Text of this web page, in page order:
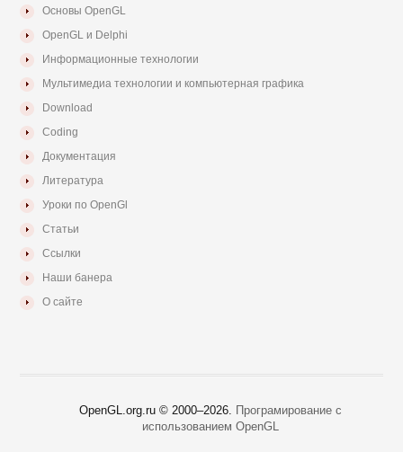
Основы OpenGL
OpenGL и Delphi
Информационные технологии
Мультимедиа технологии и компьютерная графика
Download
Coding
Документация
Литература
Уроки по OpenGl
Статьи
Ссылки
Наши банера
О сайте
OpenGL.org.ru © 2000–2026. Програмирование с
использованием OpenGL